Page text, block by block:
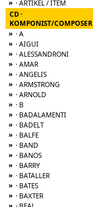
» · ARTIKEL / ITEM
CD ·
KOMPONIST/COMPOSER
» · A
» · AIGUI
» · ALESSANDRONI
» · AMAR
» · ANGELIS
» · ARMSTRONG
» · ARNOLD
» · B
» · BADALAMENTI
» · BADELT
» · BALFE
» · BAND
» · BANOS
» · BARRY
» · BATALLER
» · BATES
» · BAXTER